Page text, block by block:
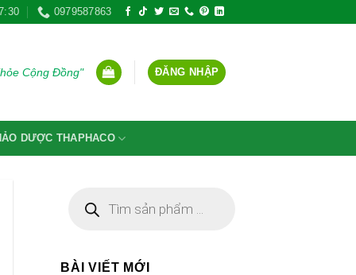
0979587863
Cộng Đồng" ĐĂNG NHẬP
DƯỢC THAPHACO
kiếm
BÀI VIẾT MỚI